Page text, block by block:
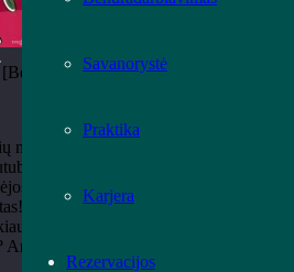
Savanorystė
Praktika
Karjera
Rezervacijos
[Bendrai: Vidurkis:3.5
mokyklą atvažiuoja žvaigždė –
Džėja! Mokyklos salė
ant scenos, bet paaiškėja, kad
Pavydus vaikas ar blogo
Ar pavyks Džėjai susigrąžinti savo